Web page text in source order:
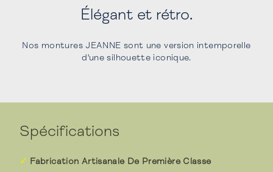
Élégant et rétro.
Nos montures JEANNE sont une version intemporelle
d'une silhouette iconique.
Spécifications
Fabrication Artisanale De Première Classe